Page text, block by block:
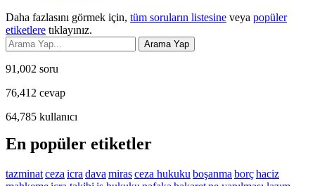
Daha fazlasını görmek için, tüm soruların listesine veya popüler
etiketlere tıklayınız.
91,002 soru
76,412 cevap
64,785 kullanıcı
En popüler etiketler
tazminatceza icra dava mirasceza hukuku boşanma borçhaciz